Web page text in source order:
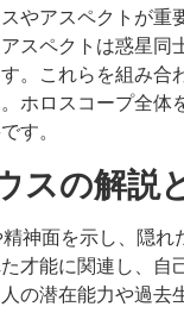
やアスペクトが重
スペクトは惑星同
。これらを組み合
ホロスコープ全
す。
スの解説
神面を示し、隠
才能に関連し、
の潜在能力や過